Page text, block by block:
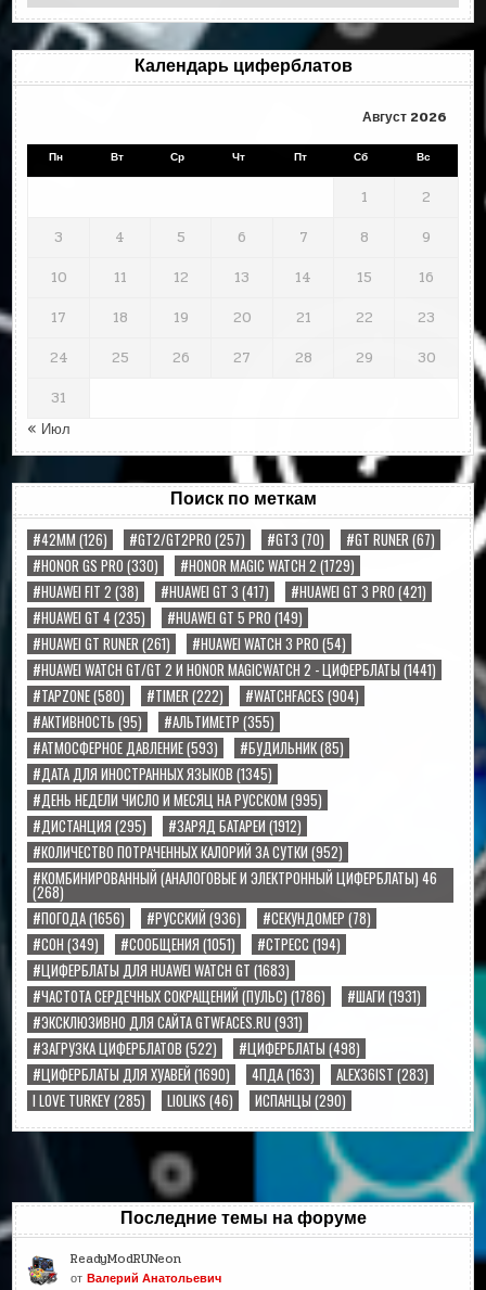
месяцам
Календарь циферблатов
Август 2026
Пн Вт Ср Чт Пт Сб Вс
1
2
3
4 5 6 7 8
9
10
11 12 13 14 15
16
17
18 19 20 21 22
23
24
25 26 27 28 29
30
31
« Июл
Поиск по меткам
#42MM (126) #GT2/GT2PRO (257) #GT3 (70) #GT RUNER(67)
#HONOR GS PRO (330) #HONOR MAGIC WATCH 2 (1729)
#HUAWEI FIT 2 (38) #HUAWEI GT 3 (417) #HUAWEI GT 3 PRO (421)
#HUAWEI GT 4(235) #HUAWEI GT 5 PRO (149)
#HUAWEI GT RUNER(261) #HUAWEI WATCH 3 PRO (54)
#HUAWEI WATCH GT/GT 2 И HONOR MAGICWATCH 2 - ЦИФЕРБЛАТЫ (1441)
#TAPZONE(580) #TIMER(222) #WATCHFACES (904)
#АКТИВНОСТЬ (95) #АЛЬТИМЕТР (355)
#АТМОСФЕРНОЕ ДАВЛЕНИЕ(593) #БУДИЛЬНИК(85)
#ДАТА ДЛЯ ИНОСТРАННЫХ ЯЗЫКОВ (1345)
#ДЕНЬ НЕДЕЛИ ЧИСЛО И МЕСЯЦ НА РУССКОМ (995)
#ДИСТАНЦИЯ (295) #ЗАРЯД БАТАРЕИ (1912)
#КОЛИЧЕСТВО ПОТРАЧЕННЫХ КАЛОРИЙ ЗА СУТКИ (952)
#КОМБИНИРОВАННЫЙ (АНАЛОГОВЫЕ И ЭЛЕКТРОННЫЙ ЦИФЕРБЛАТЫ) 46
(268)
#ПОГОДА(1656) #РУССКИЙ (936) #СЕКУНДОМЕР (78)
#СОН (349) #СООБЩЕНИЯ (1051) #СТРЕСС (194)
#ЦИФЕРБЛАТЫ ДЛЯ HUAWEI WATCH GT (1683)
#ЧАСТОТА СЕРДЕЧНЫХ СОКРАЩЕНИЙ (ПУЛЬС) (1786) #ШАГИ (1931)
#ЭКСКЛЮЗИВНО ДЛЯ САЙТА GTWFACES.RU (931)
#ЗАГРУЗКА ЦИФЕРБЛАТОВ (522) #ЦИФЕРБЛАТЫ (498)
#ЦИФЕРБЛАТЫ ДЛЯ ХУАВЕЙ (1690) 4ПДА(163) ALEX36IST (283)
I LOVE TURKEY(285) LIOLIKS (46) ИСПАНЦЫ (290)
Последние темы на форуме
ReadyModRUNeon
отВалерий Анатольевич